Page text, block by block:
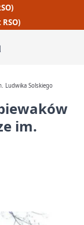
Ludwika Solskiego
im.